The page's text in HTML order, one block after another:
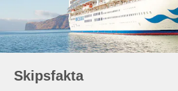
Skipsfakta